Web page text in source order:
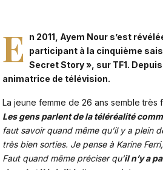
E n 2011, Ayem Nour s’est
participant à la cinquième
Secret Story », sur TF1.
animatrice de télévision.
La jeune femme de 26 ans semble très
Les gens parlent de la télé­réa­lité
faut savoir quand même qu’il y a plein
très bien sorties. Je pense à Karine
Faut quand même préci­ser qu’il n’y a